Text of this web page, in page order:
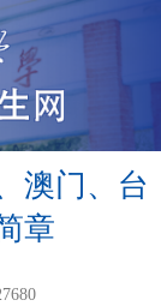
澳门、台
章